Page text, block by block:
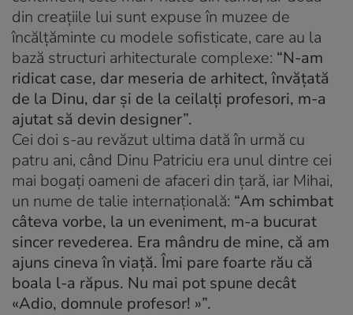
din creaţiile lui sunt expuse în muzee de
încălţăminte cu modele sofisticate, care au la
bază structuri arhitecturale complexe: “N-am
ridicat case, dar meseria de arhitect, învăţată
de la Dinu, dar şi de la ceilalţi profesori, m-a
ajutat să devin designer”.
Cei doi s-au revăzut ultima dată în urmă cu
patru ani, când Dinu Patriciu era unul dintre cei
mai bogaţi oameni de afaceri din ţară, iar Mihai,
un nume de talie internaţională: “Am schimbat
câteva vorbe, la un eveniment, m-a bucurat
sincer revederea. Era mândru de mine, că am
ajuns cineva în viaţă. Îmi pare foarte rău că
boala l-a răpus. Nu mai pot spune decât
«Adio, domnule profesor! »”.